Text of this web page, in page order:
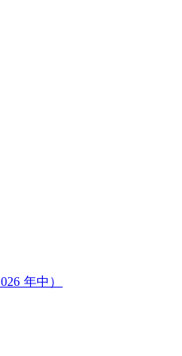
年中）